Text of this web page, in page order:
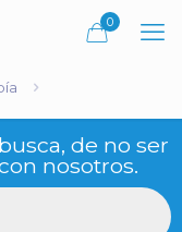
0
de no ser
nosotros.